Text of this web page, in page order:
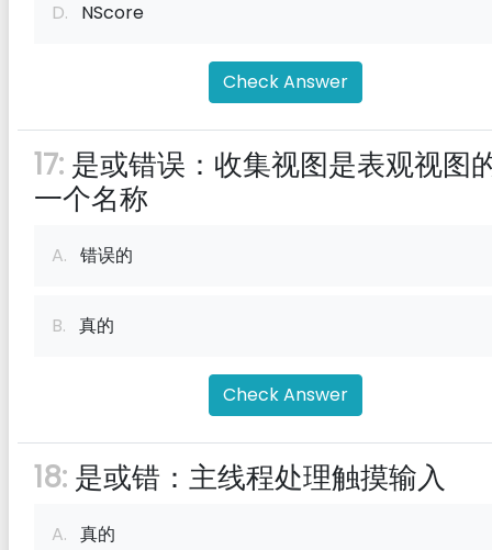
D. NScore
Check Answer
17: 是或错误：收集视图是表观视图
一个名称
A. 错误的
B. 真的
Check Answer
18: 是或错：主线程处理触摸输入
A. 真的